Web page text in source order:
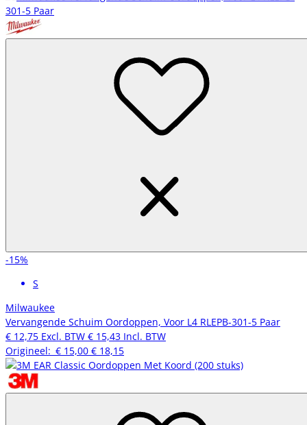
-15%
S
Milwaukee
Vervangende Schuim Oordoppen, Voor L4 RLEPB-301-5 Paar
€ 12,75 Excl. BTW € 15,43 Incl. BTW
Origineel: € 15,00 € 18,15